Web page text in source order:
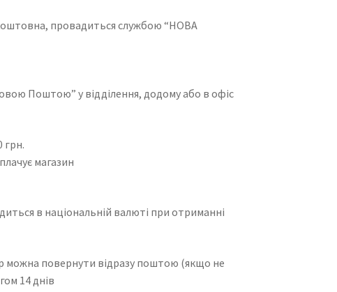
провадиться службою “НОВА
Поштою” у відділення, додому або в офіс
грн.
магазин
в національній валюті при отриманні
можна повернути відразу поштою (якщо не
14 днів